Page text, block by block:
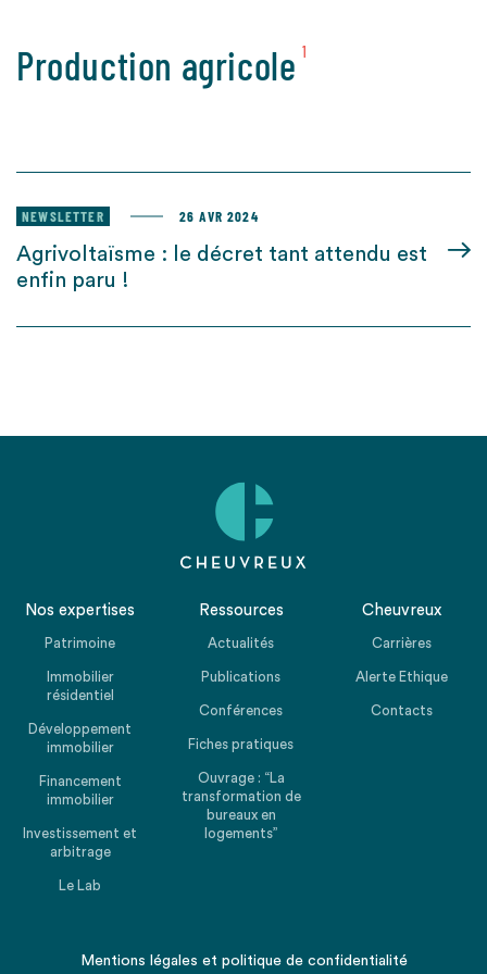
Production agricole 1
NEWSLETTER 26 AVR 2024
Agrivoltaïsme : le décret tant attendu est
enfin paru !
Nos expertises
Patrimoine
Immobilier
résidentiel
Développement
immobilier
Financement
immobilier
Investissement et
arbitrage
Le Lab
Ressources
Actualités
Publications
Conférences
Fiches pratiques
Ouvrage : “La
transformation de
bureaux en
logements”
Cheuvreux
Carrières
Alerte Ethique
Contacts
Mentions légales et politique de confidentialité